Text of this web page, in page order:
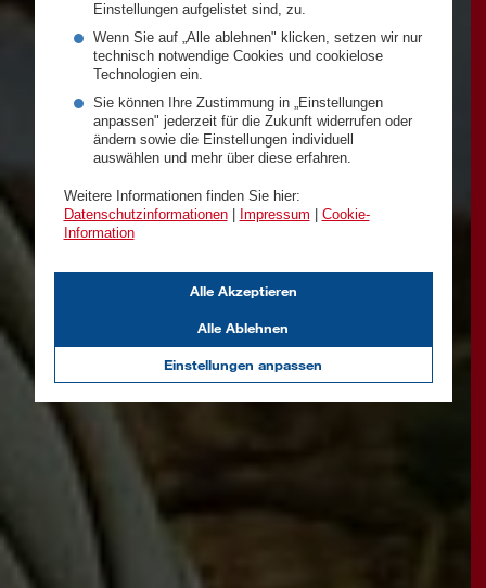
Einstellungen aufgelistet sind, zu.
Wenn Sie auf „Alle ablehnen" klicken, setzen wir nur
technisch notwendige Cookies und cookielose
Technologien ein.
Sie können Ihre Zustimmung in „Einstellungen
anpassen" jederzeit für die Zukunft widerrufen oder
ändern sowie die Einstellungen individuell
auswählen und mehr über diese erfahren.
Weitere Informationen finden Sie hier:
Datenschutzinformationen| Impressum
Cookie-
Information
Einstellungen anpassen
Alle Ablehnen
Alle Akzeptieren